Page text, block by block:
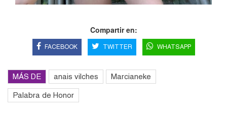
Compartir en:
FACEBOOK TWITTER WHATSAPP
MÁS DE anais vilches Marcianeke
Palabra de Honor